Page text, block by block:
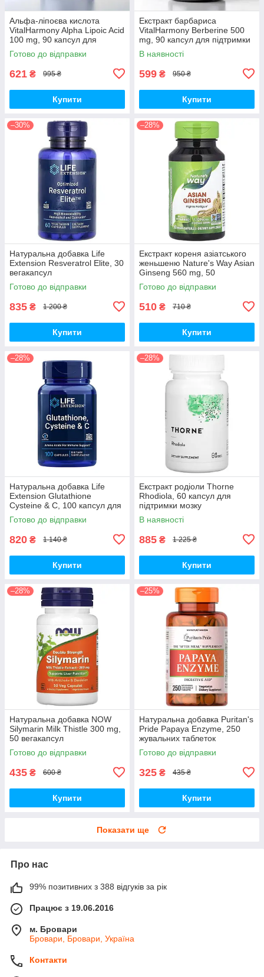
Альфа-ліпоєва кислота
VitalHarmony Alpha Lipoic Acid
100 mg, 90 капсул для
антиоксидантного захисту
Готово до відправки
621 ₴ 995 ₴
Купити
Екстракт барбариса
VitalHarmony Berberine 500
mg, 90 капсул для підтримки
рівня цукру в крові
В наявності
599 ₴ 950 ₴
Купити
–30%
Натуральна добавка Life
Extension Resveratrol Elite, 30
вегакапсул
Готово до відправки
835 ₴ 1 200 ₴
Купити
–28%
Екстракт кореня азіатського
женьшеню Nature's Way Asian
Ginseng 560 mg, 50
вегакапсул для підвищення
життєвого тонусу
Готово до відправки
510 ₴ 710 ₴
Купити
–28%
Натуральна добавка Life
Extension Glutathione
Cysteine & C, 100 капсул для
підтримки імунної системи
Готово до відправки
820 ₴ 1 140 ₴
Купити
–28%
Екстракт родіоли Thorne
Rhodiola, 60 капсул для
підтримки мозку
В наявності
885 ₴ 1 225 ₴
Купити
–28%
Натуральна добавка NOW
Silymarin Milk Thistle 300 mg,
50 вегакапсул
Готово до відправки
435 ₴ 600 ₴
Купити
–25%
Натуральна добавка Puritan's
Pride Papaya Enzyme, 250
жувальних таблеток
Готово до відправки
325 ₴ 435 ₴
Купити
Показати ще
Про нас
99% позитивних з 388 відгуків за рік
Працює з 19.06.2016
м. Бровари
Бровари, Бровари, Україна
Контакти